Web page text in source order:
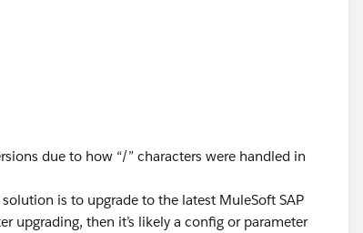
due to how “/” characters were handled in
is to upgrade to the latest MuleSoft SAP
upgrading, then it’s likely a config or parameter